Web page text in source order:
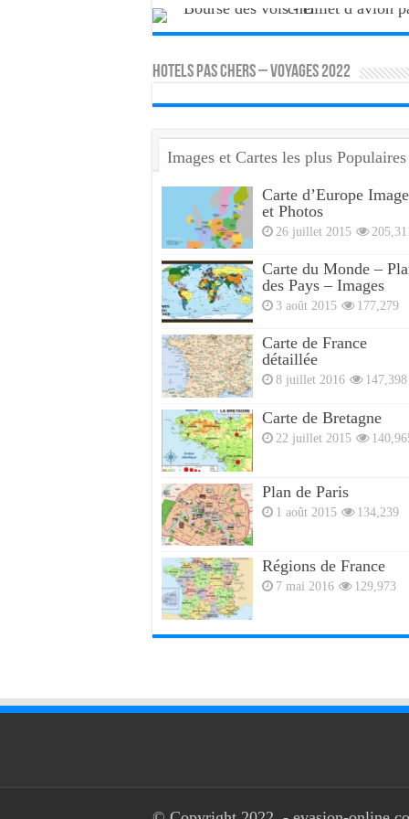
HOTELS PAS CHERS – VOYAGES 2022
Images et Cartes les plus Populaires
Carte d’Europe
et Photos
26 juillet 2015
Carte du Monde –
des Pays – Images
3 août 2015 177,279
Carte de France
détaillée
8 juillet 2016 147,398
Carte de Bretagne
22 juillet 2015
Plan de Paris
1 août 2015 134,239
Régions de France
7 mai 2016 129,973